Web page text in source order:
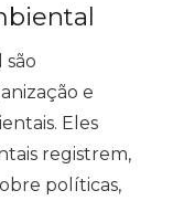
são
e
Eles
registrem,
políticas,